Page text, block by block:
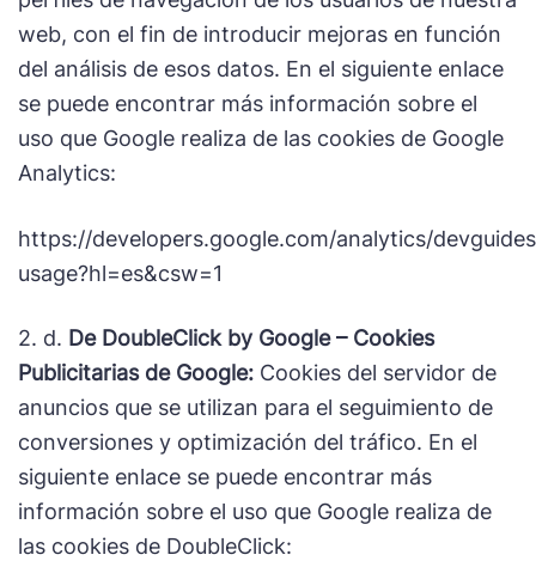
web, con el fin de introducir mejoras en función
del análisis de esos datos. En el siguiente enlace
se puede encontrar más información sobre el
uso que Google realiza de las cookies de Google
Analytics:
https://developers.google.com/analytics/
usage?hl=es&csw=1
2. d. De DoubleClick by Google – Cookies
Publicitarias de Google: Cookies del servidor de
anuncios que se utilizan para el seguimiento de
conversiones y optimización del tráfico. En el
siguiente enlace se puede encontrar más
información sobre el uso que Google realiza de
las cookies de DoubleClick: